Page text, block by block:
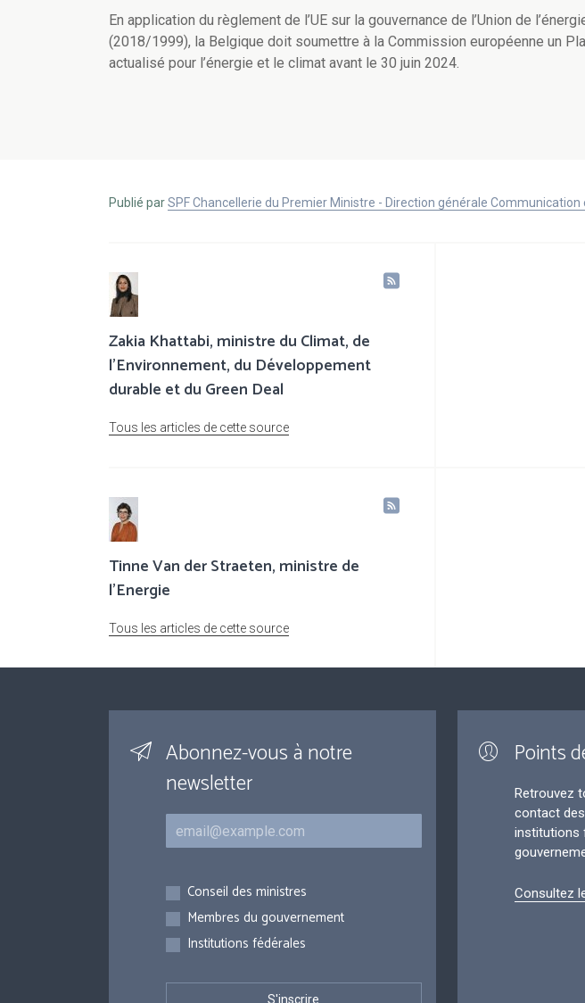
En application du règlement de l’UE sur la gouvernance de l’Union de
(2018/1999), la Belgique doit soumettre à la Commission européenne un
actualisé pour l’énergie et le climat avant le 30 juin 2024.
Publié parSPF Chancellerie du Premier Ministre - Direction générale Communication
Zakia Khattabi, ministre du Climat, de
l’Environnement, du Développement
durable et du Green Deal
Tous les articles de cette source
Tinne Van der Straeten, ministre de
l'Energie
Tous les articles de cette source
Abonnez-vous à notre
newsletter
Courriel
Inscriptions
Conseil des ministres
Membres du gouvernement
Institutions fédérales
Points
Retrouvez
contact
institutions
Consultez